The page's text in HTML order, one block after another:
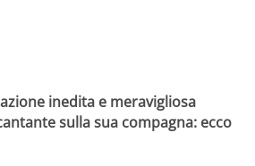
inedita e meravigliosa
sulla sua compagna: ecco